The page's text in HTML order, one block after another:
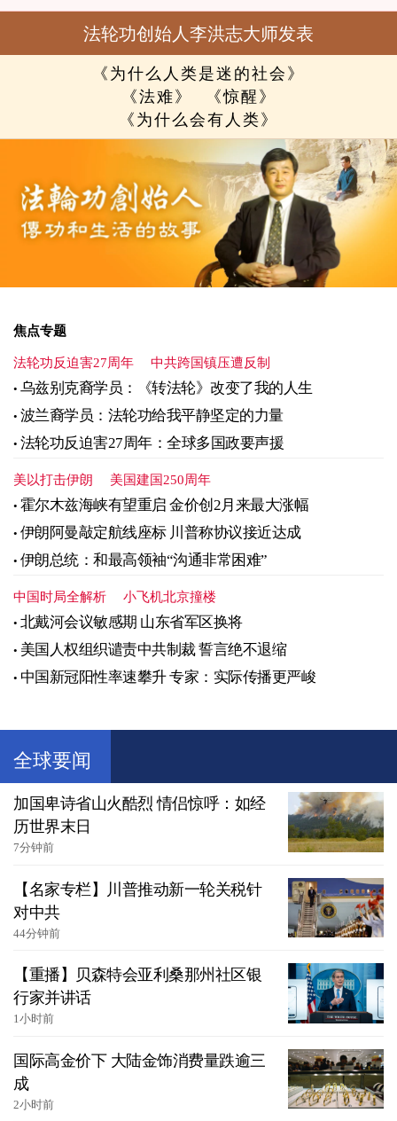
法轮功创始人李洪志大师发表
《为什么人类是迷的社会》
《法难》
《惊醒》
《为什么会有人类》
焦点专题
法轮功反迫害27周年 中共跨国镇压遭反制
乌兹别克裔学员：《转法轮》改变了我的人生
波兰裔学员：法轮功给我平静坚定的力量
法轮功反迫害27周年：全球多国政要声援
美以打击伊朗 美国建国250周年
霍尔木兹海峡有望重启 金价创2月来最大涨幅
伊朗阿曼敲定航线座标 川普称协议接近达成
伊朗总统：和最高领袖“沟通非常困难”
中国时局全解析 小飞机北京撞楼
北戴河会议敏感期 山东省军区换将
美国人权组织谴责中共制裁 誓言绝不退缩
中国新冠阳性率速攀升 专家：实际传播更严峻
全球要闻
加国卑诗省山火酷烈 情侣惊呼：如经
历世界末日
7分钟前
【名家专栏】川普推动新一轮关税针
对中共
44分钟前
【重播】贝森特会亚利桑那州社区银
行家并讲话
1小时前
国际高金价下 大陆金饰消费量跌逾三
成
2小时前